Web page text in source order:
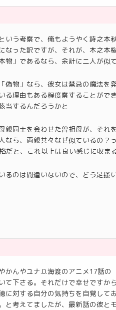
いう考察で、俺もようやく詩之本
なった訳ですが、それが、木之本
物」であるなら、余計に二人が似
偽物」なら、彼女は禁忌の魔法を
る理由もある程度察することがで
当するんだろうかと
親同士を会わせた曽祖母が、それ
なら、両親共々なぜ似ているの？
だと、これ以上は良い感じに収ま
るのは間違いないので、どう足掻
かんやユナ.D.海渡のアニメ17話の
て下さる。それだけで幸せですから
に対する自分の気持ちを自覚して
と考えてましたが、最新話の彼と